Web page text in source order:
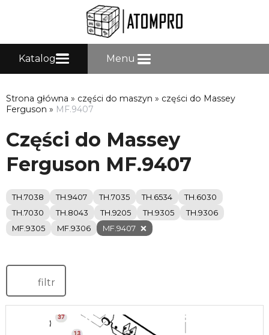
Katalog Menu
Strona główna » części do maszyn » części do Massey
Ferguson » MF.9407
Części do Massey
Ferguson MF.9407
TH.7038 TH.9407 TH.7035 TH.6534
TH.6030
TH.7030
TH.8043 TH.9205 TH.9305
TH.9306
MF.9305
MF.9306 MF.9407
filtr